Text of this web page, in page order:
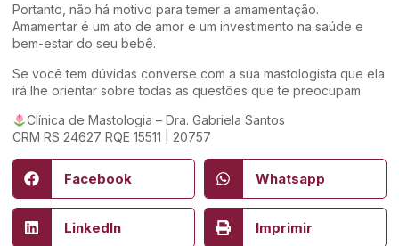
Portanto, não há motivo para temer a amamentação.
Amamentar é um ato de amor e um investimento na saúde e
bem-estar do seu bebê.
Se você tem dúvidas converse com a sua mastologista que ela
irá lhe orientar sobre todas as questões que te preocupam.
Clínica de Mastologia – Dra. Gabriela Santos
CRM RS 24627 RQE 15511 | 20757
Facebook Whatsapp
LinkedIn Imprimir